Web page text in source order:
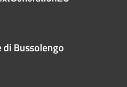
di Bussolengo